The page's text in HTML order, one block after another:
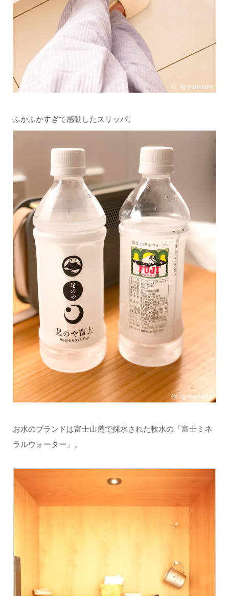
ふかふかすぎて感動したスリッパ。
お水のブランドは富士山麓で採水された軟水の「富士ミネ
ラルウォーター」。